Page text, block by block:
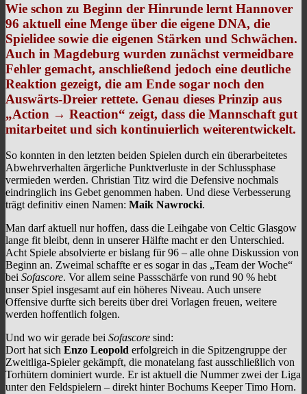
Wie schon zu Beginn der Hinrunde lernt Hannover
96 aktuell eine Menge über die eigene DNA, die
Spielidee sowie die eigenen Stärken und Schwächen.
Auch in Magdeburg wurden zunächst vermeidbare
Fehler gemacht, anschließend jedoch eine deutliche
Reaktion gezeigt, die am Ende sogar noch den
Auswärts-Dreier rettete. Genau dieses Prinzip aus
„Action → Reaction“ zeigt, dass die Mannschaft gut
mitarbeitet und sich kontinuierlich weiterentwickelt.
So konnten in den letzten beiden Spielen durch ein überarbeitetes
Abwehrverhalten ärgerliche Punktverluste in der Schlussphase
vermieden werden. Christian Titz wird die Defensive nochmals
eindringlich ins Gebet genommen haben. Und diese Verbesserung
trägt definitiv einen Namen: Maik Nawrocki.
Man darf aktuell nur hoffen, dass die Leihgabe von Celtic Glasgow
lange fit bleibt, denn in unserer Hälfte macht er den Unterschied.
Acht Spiele absolvierte er bislang für 96 – alle ohne Diskussion von
Beginn an. Zweimal schaffte er es sogar in das „Team der Woche“
bei Sofascore. Vor allem seine Passschärfe von rund 90 % hebt
unser Spiel insgesamt auf ein höheres Niveau. Auch unsere
Offensive durfte sich bereits über drei Vorlagen freuen, weitere
werden hoffentlich folgen.
Und wo wir gerade bei Sofascore sind:
Dort hat sich Enzo Leopold erfolgreich in die Spitzengruppe der
Zweitliga-Spieler gekämpft, die monatelang fast ausschließlich von
Torhütern dominiert wurde. Er ist aktuell die Nummer zwei der Liga
unter den Feldspielern – direkt hinter Bochums Keeper Timo Horn.